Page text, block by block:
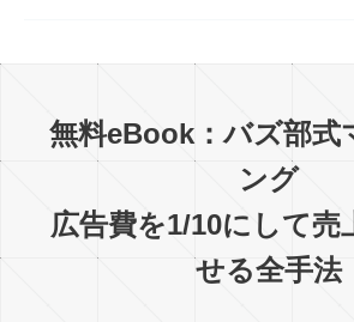
無料eBook：バズ部式
ング
広告費を1/10にして売
せる全手法